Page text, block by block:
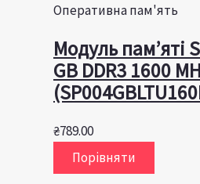
Оперативна пам'ять
Модуль пам’яті
GB DDR3 1600
₴789.00
Порівняти